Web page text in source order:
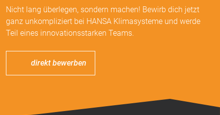
Nicht lang überlegen, sondern machen! Bewirb dich jetzt
ganz unkompliziert bei HANSA Klimasysteme und werde
Teil eines innovationsstarken Teams.
direkt bewerben